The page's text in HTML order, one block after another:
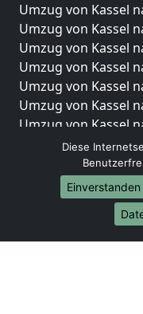
Umzug von Kassel
Umzug von Kassel
Umzug von Kassel
Umzug von Kassel
Umzug von Kassel
Umzug von Kassel
Umzug von Kassel
Umzug von Kassel
Umzug von Kassel
Umzug von Kassel
Internationale-
Umzug von Kassel
Diese
Einverstanden